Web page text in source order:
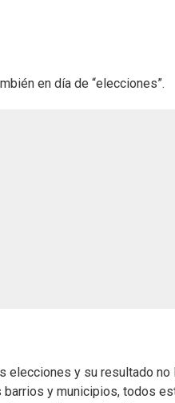
en día de “elecciones”.
elecciones y su resultado
y municipios, todos